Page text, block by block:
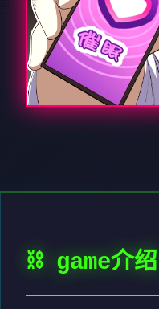
⛓️ game介绍